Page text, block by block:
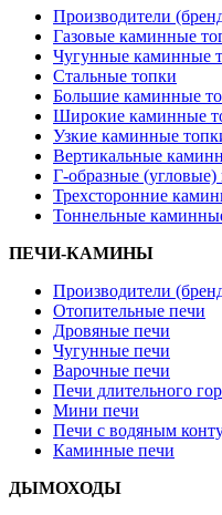
Производители
Газовые каминные
Чугунные каминные
Стальные топки
Большие каминные
Широкие каминные
Узкие каминные
Вертикальные
Г-образные
Трехсторонние
Тоннельные
ПЕЧИ-КАМИНЫ
Производители
Отопительные печи
Дровяные печи
Чугунные печи
Варочные печи
Печи длительного
Мини печи
Печи с водяным
Каминные печи
ДЫМОХОДЫ